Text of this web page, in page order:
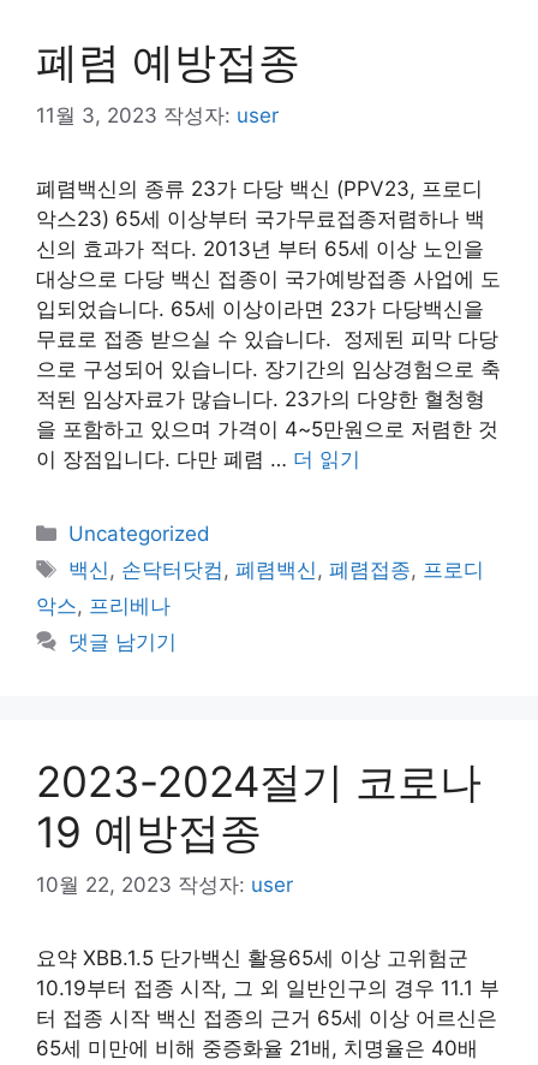
폐렴 예방접종
11월 3, 2023 작성자: user
폐렴백신의 종류 23가 다당 백신 (PPV23, 프로디
악스23) 65세 이상부터 국가무료접종저렴하나 백
신의 효과가 적다. 2013년 부터 65세 이상 노인을
대상으로 다당 백신 접종이 국가예방접종 사업에 도
입되었습니다. 65세 이상이라면 23가 다당백신을
무료로 접종 받으실 수 있습니다. 정제된 피막 다당
으로 구성되어 있습니다. 장기간의 임상경험으로 축
적된 임상자료가 많습니다. 23가의 다양한 혈청형
을 포함하고 있으며 가격이 4~5만원으로 저렴한 것
이 장점입니다. 다만 폐렴 … 더 읽기
카
테
고
리
Uncategorized
태
그
백신 , 손닥터닷컴 ,폐렴백신 ,폐렴접종, 프로디
악스, 프리베나
댓글 남기기
2023-2024절기 코로나
19 예방접종
10월 22, 2023 작성자: user
요약 XBB.1.5 단가백신 활용65세 이상 고위험군
10.19부터 접종 시작, 그 외 일반인구의 경우 11.1 부
터 접종 시작 백신 접종의 근거 65세 이상 어르신은
65세 미만에 비해 중증화율 21배, 치명율은 40배